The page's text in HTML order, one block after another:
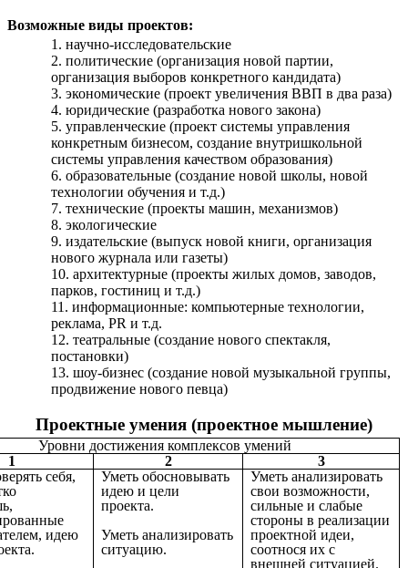
Возможные виды проектов:
научно-исследовательские
политические (организация новой партии,
организация выборов конкретного кандидата)
экономические (проект увеличения ВВП в два раза)
юридические (разработка нового закона)
управленческие (проект системы управления
конкретным бизнесом, создание внутришкольной
системы управления качеством образования)
образовательные (создание новой школы, новой
технологии обучения и т.д.)
технические (проекты машин, механизмов)
экологические
издательские (выпуск новой книги, организация
нового журнала или газеты)
архитектурные (проекты жилых домов, заводов,
парков, гостиниц и т.д.)
информационные: компьютерные технологии,
реклама, PR и т.д.
театральные (создание нового спектакля,
постановки)
шоу-бизнес (создание новой музыкальной группы,
продвижение нового певца)
Проектные умения (проектное мышление)
Уровни достижения комплексов умений
1
2
3
себя,
идею
Уметь обосновывать
идею и цели
проекта.
Уметь анализировать
ситуацию.
Уметь анализировать
свои возможности,
сильные и слабые
стороны в реализации
проектной идеи,
соотнося их с
внешней ситуацией.